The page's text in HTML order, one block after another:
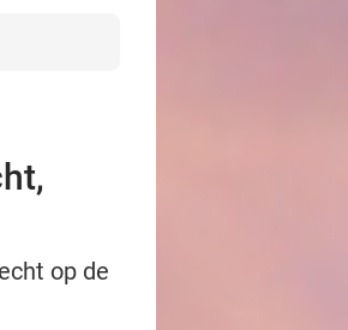
op de